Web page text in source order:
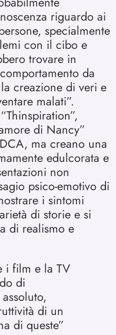
riguardo ai
specialmente
con il cibo e
trovare in
da
creazione di veri e
malati”.
di Nancy”
ma creano una
edulcorata e
non
psico-emotivo di
i sintomi
di storie e si
di realismo e
i film e la TV
di
di un
di queste”